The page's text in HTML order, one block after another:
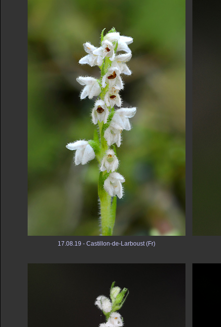
17.08.19 - Castillon-de-Larboust (Fr)